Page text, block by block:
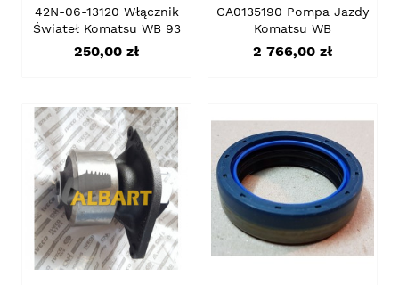
42N-06-13120 Włącznik
Świateł Komatsu WB 93
Cena
250,00 zł
CA0135190 Pompa Jazdy
Komatsu WB
Cena
2 766,00 zł